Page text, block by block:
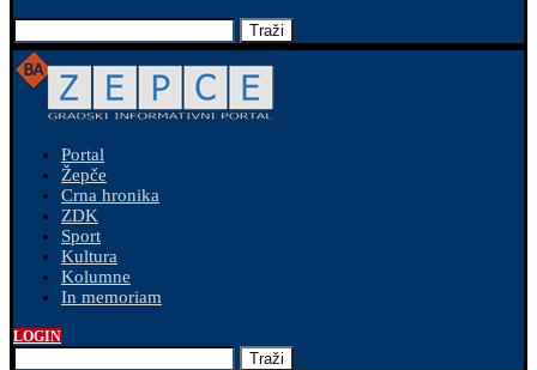
Traži
Portal
Žepče
Crna hronika
ZDK
Sport
Kultura
Kolumne
In memoriam
LOGIN
Traži